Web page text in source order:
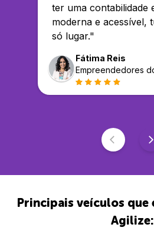
ter uma contabilidade
moderna e acessível,
só lugar."
Fátima Reis
Empreendedores
Principais veículos que
Agilize: